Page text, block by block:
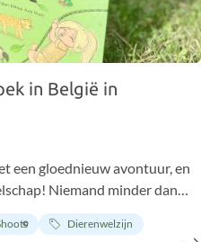
in België in
een gloednieuw avontuur, en
Niemand minder dan
antropologe en pionier in
Het boek, dat tot stand kwam
Dierenwelzijn